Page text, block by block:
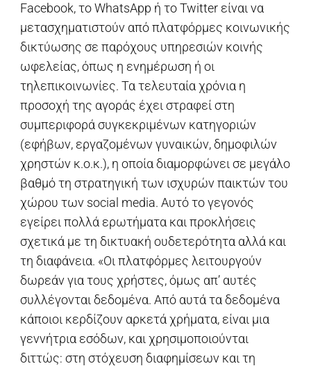
Facebook, το WhatsApp ή το Twitter είναι να
μετασχηματιστούν από πλατφόρμες κοινωνικής
δικτύωσης σε παρόχους υπηρεσιών κοινής
ωφελείας, όπως η ενημέρωση ή οι
τηλεπικοινωνίες. Τα τελευταία χρόνια η
προσοχή της αγοράς έχει στραφεί στη
συμπεριφορά συγκεκριμένων κατηγοριών
(εφήβων, εργαζομένων γυναικών, δημοφιλών
χρηστών κ.ο.κ.), η οποία διαμορφώνει σε μεγάλο
βαθμό τη στρατηγική των ισχυρών παικτών του
χώρου των social media. Αυτό το γεγονός
εγείρει πολλά ερωτήματα και προκλήσεις
σχετικά με τη δικτυακή ουδετερότητα αλλά και
τη διαφάνεια. «Οι πλατφόρμες λειτουργούν
δωρεάν για τους χρήστες, όμως απ’ αυτές
συλλέγονται δεδομένα. Από αυτά τα δεδομένα
κάποιοι κερδίζουν αρκετά χρήματα, είναι μια
γεννήτρια εσόδων, και χρησιμοποιούνται
διττώς: στη στόχευση διαφημίσεων και τη